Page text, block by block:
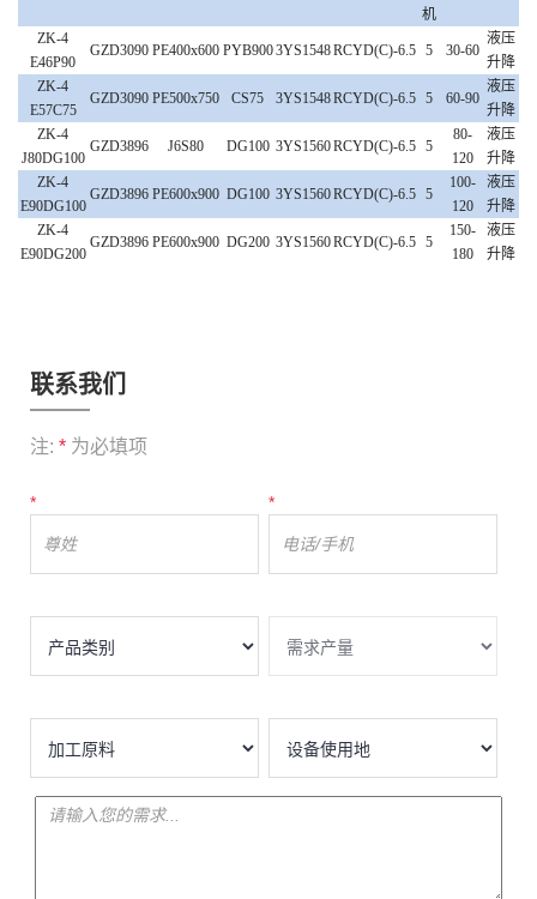
机
ZK-4
E46P90
GZD3090 PE400x600 PYB9003YS1548RCYD(C)-6.5 5 30-60
液压
升降
ZK-4
E57C75
GZD3090 PE500x750 CS75 3YS1548RCYD(C)-6.5 5 60-90
液压
升降
ZK-4
J80DG100
GZD3896 J6S80 DG100 3YS1560RCYD(C)-6.5 5
80-
120
液压
升降
ZK-4
E90DG100
GZD3896 PE600x900 DG100 3YS1560RCYD(C)-6.5 5
100-
120
液压
升降
ZK-4
E90DG200
GZD3896 PE600x900 DG200 3YS1560RCYD(C)-6.5 5
150-
180
液压
升降
联系我们
注: * 为必填项
* *